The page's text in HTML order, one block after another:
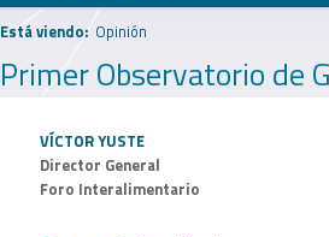
Está viendo: Opinión
Primer Observatorio de
VÍCTOR YUSTE
Director General
Foro Interalimentario